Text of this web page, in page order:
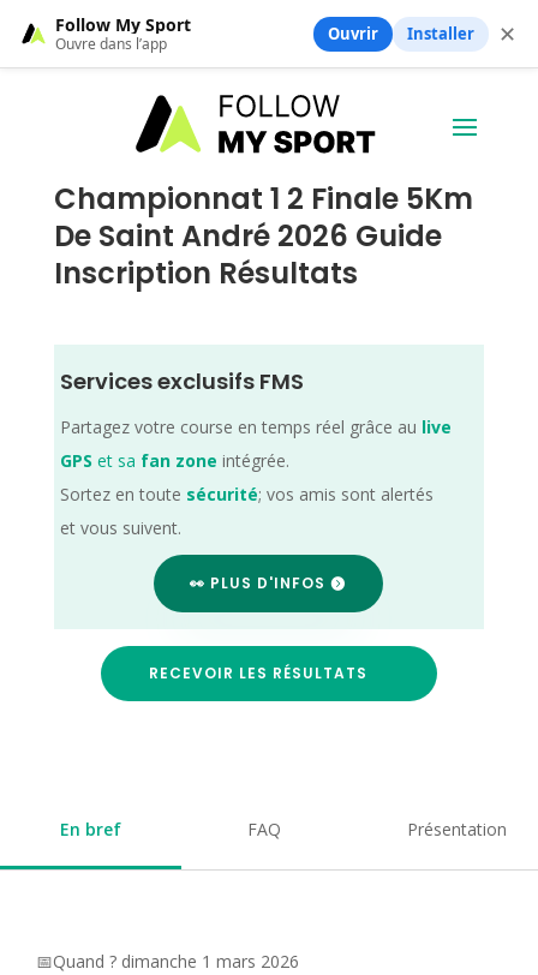
Championnat 1 2 Finale 5Km
De Saint André 2026 Guide
Inscription Résultats
Services exclusifs FMS
Partagez votre course en temps réel grâce au live
GPS et sa fan zone intégrée.
Sortez en toute sécurité; vos amis sont alertés
et vous suivent.
👀 PLUS D'INFOS
RECEVOIR LES RÉSULTATS
En bref FAQ Présentation
📅Quand ? dimanche 1 mars 2026
Follow My Sport
Ouvre dans l’app Ouvrir Installer ✕